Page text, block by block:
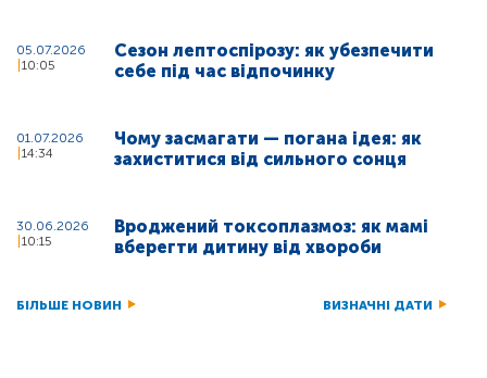
05.07.2026
10:05
Сезон лептоспірозу: як убезпечити
себе під час відпочинку
01.07.2026
14:34
Чому засмагати — погана ідея: як
захиститися від сильного сонця
30.06.2026
10:15
Вроджений токсоплазмоз: як мамі
вберегти дитину від хвороби
БІЛЬШЕ НОВИН ВИЗНАЧНІ ДАТИ